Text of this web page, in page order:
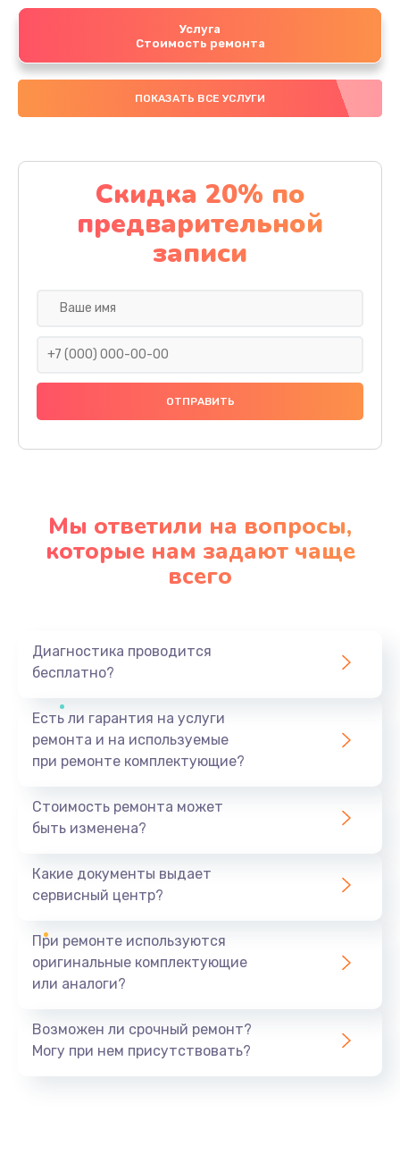
Услуга
Стоимость ремонта
ПОКАЗАТЬ ВСЕ УСЛУГИ
Скидка 20% по
предварительной
записи
Мы ответили на вопросы,
которые нам задают чаще
всего
Диагностика проводится
бесплатно?
Есть ли гарантия на услуги
ремонта и на используемые
при ремонте комплектующие?
Стоимость ремонта может
быть изменена?
Какие документы выдает
сервисный центр?
При ремонте используются
оригинальные комплектующие
или аналоги?
Возможен ли срочный ремонт?
Могу при нем присутствовать?